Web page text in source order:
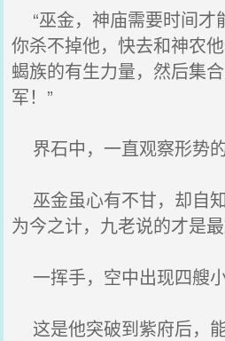
“巫金，神庙需要时间才
你杀不掉他，快去和神农
蝎族的有生力量，然后集
军！”
界石中，一直观察形势的
巫金虽心有不甘，却自
为今之计，九老说的才是最
一挥手，空中出现四艘小
这是他突破到紫府后，